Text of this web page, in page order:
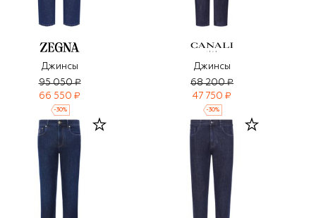
Джинсы
95 050 ₽
66 550 ₽
-30%
Джинсы
68 200 ₽
47 750 ₽
-30%